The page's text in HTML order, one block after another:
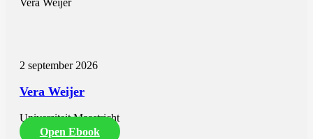
Vera Weijer
2 september 2026
Vera Weijer
Universiteit Maastricht
Open Ebook